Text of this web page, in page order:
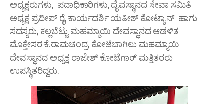
ಅಧ್ಯಕ್ಷರುಗಳು, ಪದಾಧಿಕಾರಿಗಳು, ದೈವಸ್ಥಾನದ ಸೇವಾ ಸಮಿತಿ
ಅಧ್ಯಕ್ಷ ಪ್ರದೀಪ್ ರೈ, ಕಾರ್ಯದರ್ಶಿ ಯತೀಶ್ ಕೋಟ್ಯಾನ್ ಹಾಗು
ಸದಸ್ಯರು, ಕಲ್ಲಬೆಟ್ಟು ಮಹಮ್ಮಾಯಿ ದೇವಸ್ಥಾನದ ಆಡಳಿತ
ಮೊಕ್ತೇಸರ ಕೆ.ರಾಮಚಂದ್ರ, ಕೋಟೆಬಾಗಿಲು ಮಹಮ್ಮಾಯಿ
ದೇವಸ್ಥಾನದ ಅಧ್ಯಕ್ಷ ರಾಜೇಶ್ ಕೋಟೆಗಾರ್ ಮತ್ತಿತರರು
ಉಪಸ್ಥಿತರಿದ್ದರು.